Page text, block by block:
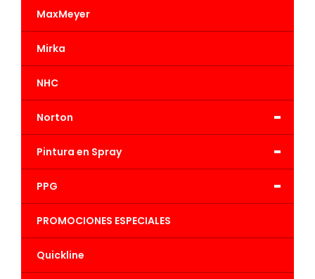
MaxMeyer
Mirka
NHC
-
Norton
-
Pintura en Spray
-
PPG
PROMOCIONES ESPECIALES
Quickline